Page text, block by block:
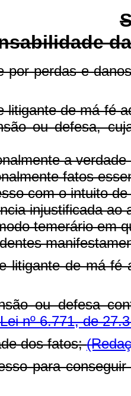
por perdas e
litigante de má-fé
ou defesa,
a
fatos
com o intuito
injustificada ao
temerário em
litigante de má-fé
ou defesa
nº 6.771, de
dos fatos;
para